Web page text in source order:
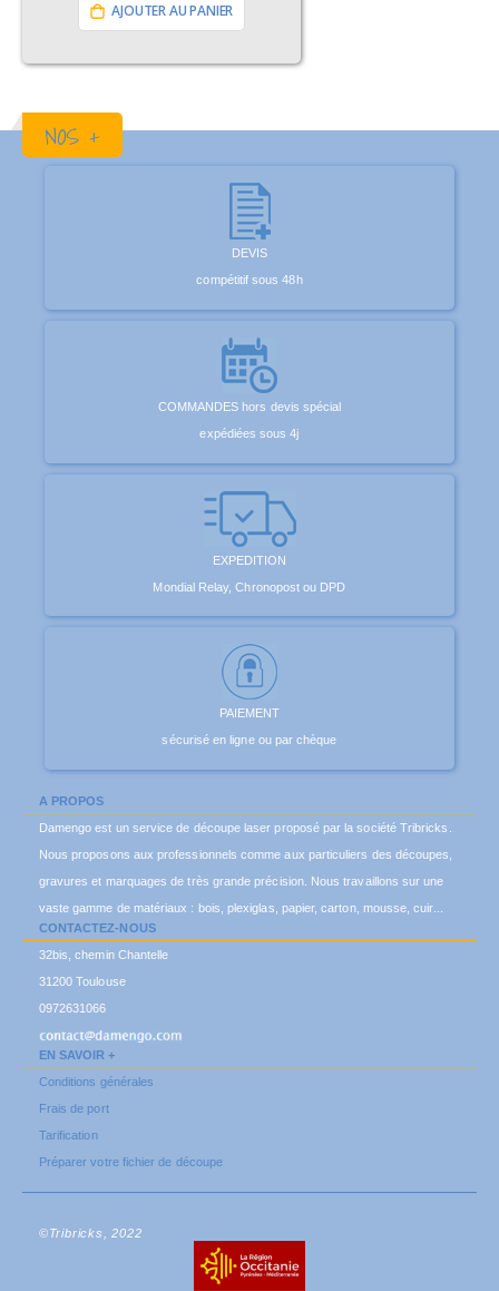
AJOUTER AU PANIER
NOS +
DEVIS
compétitif sous 48h
COMMANDES hors devis spécial
expédiées sous 4j
EXPEDITION
Mondial Relay, Chronopost ou DPD
PAIEMENT
sécurisé en ligne ou par chèque
A PROPOS
Damengo est un service de découpe laser proposé par la société Tribricks.
Nous proposons aux professionnels comme aux particuliers des découpes,
gravures et marquages de très grande précision. Nous travaillons sur une
vaste gamme de matériaux : bois, plexiglas, papier, carton, mousse, cuir...
CONTACTEZ-NOUS
32bis, chemin Chantelle
31200 Toulouse
0972631066
EN SAVOIR +
Conditions générales
Frais de port
Tarification
Préparer votre fichier de découpe
©Tribricks, 2022